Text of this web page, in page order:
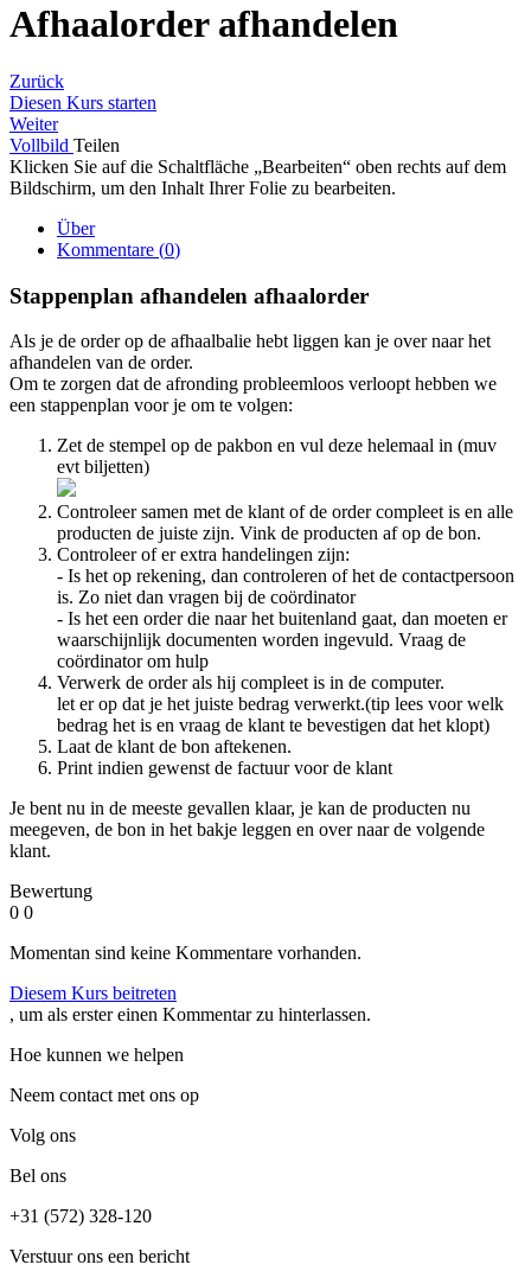
Afhaalorder afhandelen
Zurück
Diesen Kurs starten
Weiter
Vollbild Teilen
Klicken Sie auf die Schaltfläche „Bearbeiten“ oben rechts auf dem
Bildschirm, um den Inhalt Ihrer Folie zu bearbeiten.
Über
Kommentare (0)
Stappenplan afhandelen afhaalorder
Als je de order op de afhaalbalie hebt liggen kan je over naar het
afhandelen van de order.
Om te zorgen dat de afronding probleemloos verloopt hebben we
een stappenplan voor je om te volgen:
Zet de stempel op de pakbon en vul deze helemaal in (muv
evt biljetten)
Controleer samen met de klant of de order compleet is en alle
producten de juiste zijn. Vink de producten af op de bon.
Controleer of er extra handelingen zijn:
- Is het op rekening, dan controleren of het de contactpersoon
is. Zo niet dan vragen bij de coördinator
- Is het een order die naar het buitenland gaat, dan moeten er
waarschijnlijk documenten worden ingevuld. Vraag de
coördinator om hulp
Verwerk de order als hij compleet is in de computer.
let er op dat je het juiste bedrag verwerkt.(tip lees voor welk
bedrag het is en vraag de klant te bevestigen dat het klopt)
Laat de klant de bon aftekenen.
Print indien gewenst de factuur voor de klant
Je bent nu in de meeste gevallen klaar, je kan de producten nu
meegeven, de bon in het bakje leggen en over naar de volgende
klant.
Bewertung
0 0
Momentan sind keine Kommentare vorhanden.
Diesem Kurs beitreten
, um als erster einen Kommentar zu hinterlassen.
Hoe kunnen we helpen
Neem contact met ons op
Volg ons
Bel ons
+31 (572) 328-120
Verstuur ons een bericht